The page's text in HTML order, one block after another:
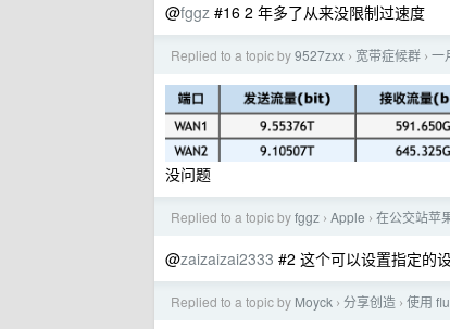
@fggz #16 2 年多了从来没限制过速度
Replied to a topic by9527zxx › 宽带症候群 › 一
没问题
Replied to a topic byfggz › Apple › 在公交站苹
@zaizaizai2333 #2 这个可以设置指定的
Replied to a topic by Moyck › 分享创造 › 使用